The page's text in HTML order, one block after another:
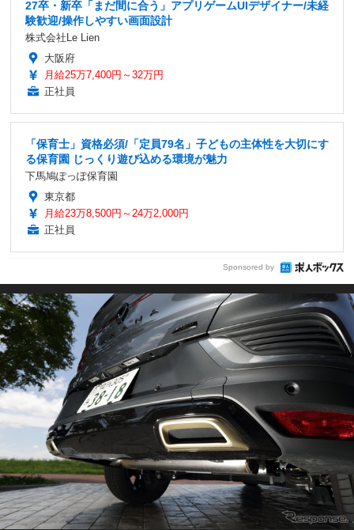
27卒・新卒「まだ間に合う」アプリゲームUIデザイナー/未経
験歓迎/操作しやすい画面設計
株式会社Le Lien
大阪府
月給25万7,400円～32万円
正社員
「保育士」資格必須/「定員79名」子どもの主体性を大切にす
る保育園 じっくり遊び込める環境が魅力
下馬鳩ぽっぽ保育園
東京都
月給23万8,500円～24万2,000円
正社員
Sponsored by